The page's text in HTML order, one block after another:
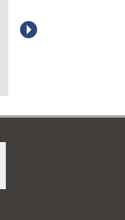
Stefanie Diers, © www.trainerkoffer.de